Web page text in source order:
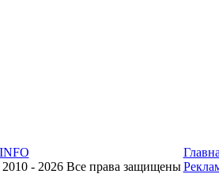
2010 - 2026 Все права защищены